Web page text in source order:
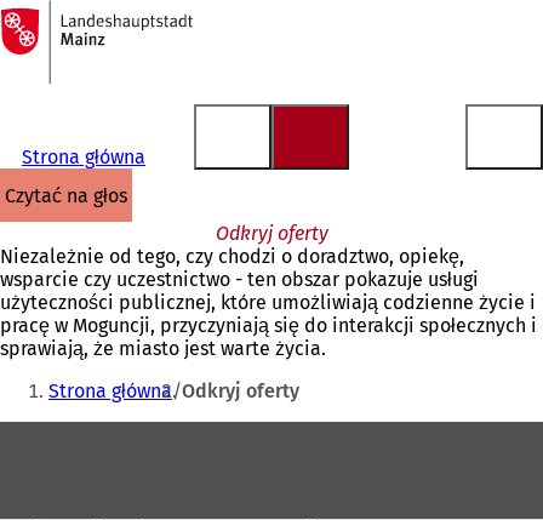
Przejdź do treści
Do
strony
głównej
Strona główna
czytać na głos
Odkryj oferty
Niezależnie od tego, czy chodzi o doradztwo, opiekę,
wsparcie czy uczestnictwo - ten obszar pokazuje usługi
użyteczności publicznej, które umożliwiają codzienne życie i
pracę w Moguncji, przyczyniają się do interakcji społecznych i
sprawiają, że miasto jest warte życia.
Jesteś
tutaj:
Strona główna Odkryj oferty